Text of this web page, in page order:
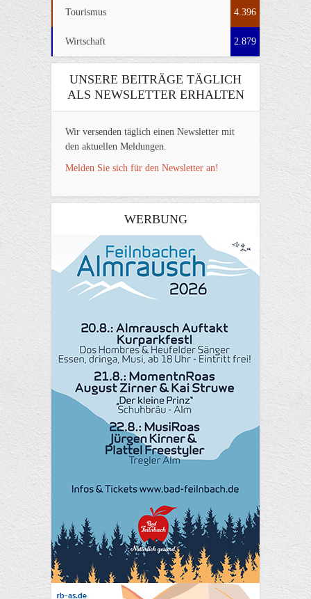
Tourismus 4.396
Wirtschaft 2.879
UNSERE BEITRÄGE TÄGLICH
ALS NEWSLETTER ERHALTEN
Wir versenden täglich einen Newsletter mit
den aktuellen Meldungen.
Melden Sie sich für den Newsletter an!
WERBUNG